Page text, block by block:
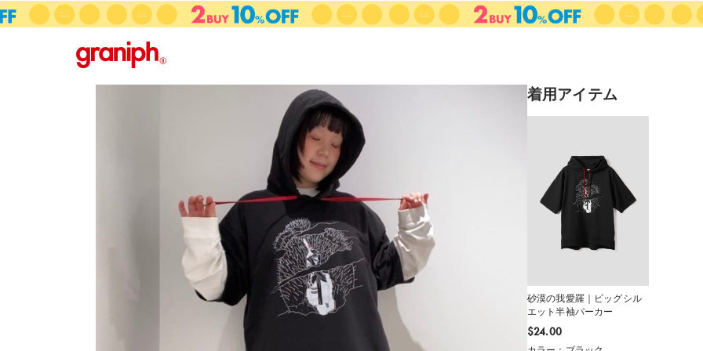
着用アイテム
砂漠の我愛羅｜ビッグシル
エット半袖パーカー
$‌24.00